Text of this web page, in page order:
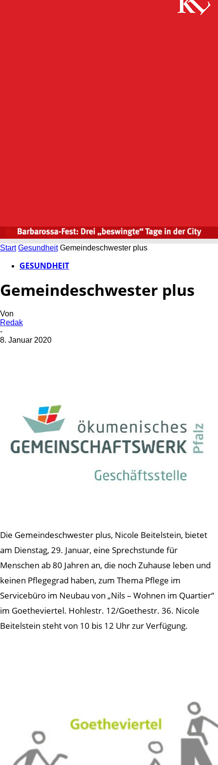
Start Gesundheit Gemeindeschwester plus
GESUNDHEIT
Gemeindeschwester plus
Von
Redak
-
8. Januar 2020
Die Gemeindeschwester plus, Nicole Beitelstein, bietet
am Dienstag, 29. Januar, eine Sprechstunde für
Menschen ab 80 Jahren an, die noch Zuhause leben und
keinen Pflegegrad haben, zum Thema Pflege im
Servicebüro im Neubau von „Nils – Wohnen im Quartier“
im Goetheviertel. Hohlestr. 12/Goethestr. 36. Nicole
Beitelstein steht von 10 bis 12 Uhr zur Verfügung.